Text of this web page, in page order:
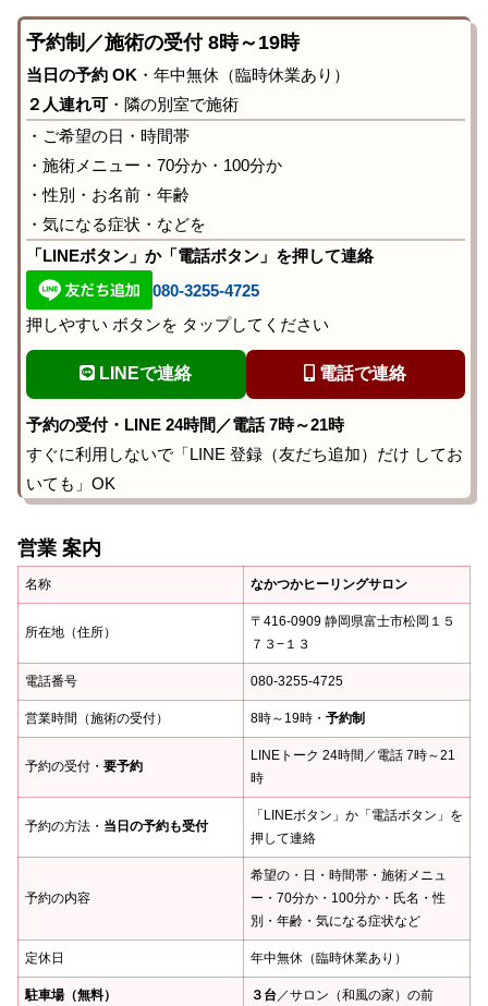
予約制／施術の受付 8時～19時
当日の予約 OK ・年中無休（臨時休業あり）
２人連れ可 ・隣の別室で施術
・ご希望の日・時間帯
・施術メニュー・70分か・100分か
・性別・お名前・年齢
・気になる症状・などを
「LINEボタン」か「電話ボタン」を押して連絡
080-3255-4725
押しやすい ボタンを タップしてください
LINEで連絡 電話で連絡
予約の受付・LINE 24時間／電話 7時～21時
すぐに利用しないで「LINE 登録（友だち追加）だけ してお
いても」OK
営業 案内
名称 なかつかヒーリングサロン
所在地（住所）
〒416-0909 静岡県富士市松岡１５
７３−１３
電話番号 080-3255-4725
営業時間（施術の受付） 8時～19時・ 予約制
予約の受付・ 要予約
LINEトーク 24時間／電話 7時～21
時
予約の方法・ 当日の予約も受付
「LINEボタン」か「電話ボタン」を
押して連絡
予約の内容
希望の・日・時間帯・施術メニュ
ー・70分か・100分か・氏名・性
別・年齢・気になる症状など
定休日 年中無休（臨時休業あり）
駐車場（無料） ３台／サロン（和風の家）の前